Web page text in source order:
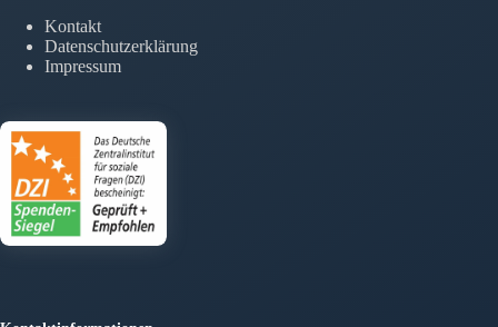
Kontakt
Datenschutzerklärung
Impressum